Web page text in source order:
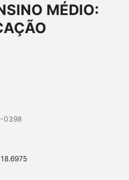
MÉDIO:
0398